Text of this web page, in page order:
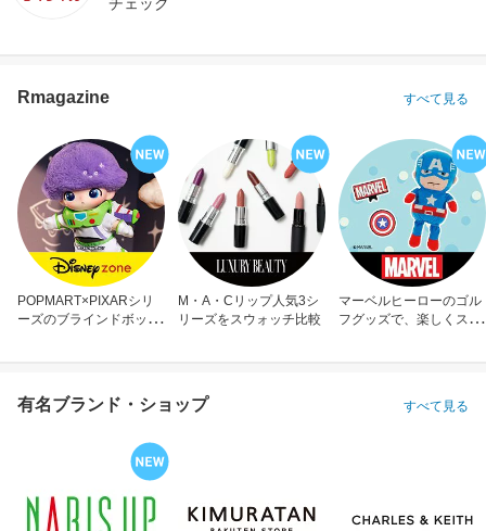
Rmagazine すべて見る
POPMART×PIXARシリ
ーズのブラインドボック
M・A・Cリップ人気3シ
リーズをスウォッチ比較
マーベルヒーローのゴル
フグッズで、楽しくスコ
有名ブランド・ショップ すべて見る